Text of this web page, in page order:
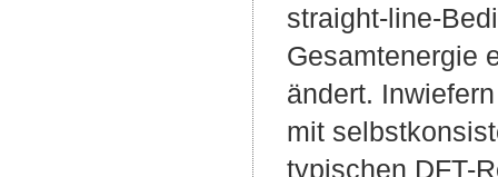
straight-line-
Gesamtenergie
ändert.
mit
typischen DFT-